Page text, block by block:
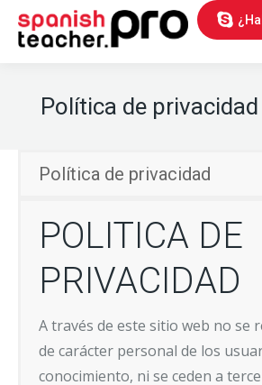
Política de
Política de privacidad
POLITICA DE
PRIVACIDAD
A través de este sitio web no se
de carácter personal de los
conocimiento, ni se ceden a